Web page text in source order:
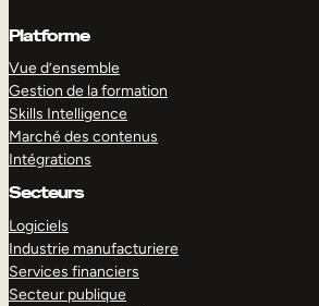
Platforme
Vue d’ensemble
Gestion de la formation
Skills Intelligence
Marché des contenus
Intégrations
Secteurs
Logiciels
Industrie manufacturiere
Services financiers
Secteur publique